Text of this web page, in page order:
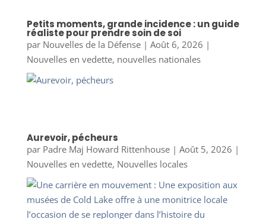
Petits moments, grande incidence : un guide
réaliste pour prendre soin de soi
par Nouvelles de la Défense| Août 6, 2026 |
Nouvelles en vedette, nouvelles nationales
Aurevoir, pécheurs
par Padre Maj Howard Rittenhouse| Août 5, 2026 |
Nouvelles en vedette, Nouvelles locales